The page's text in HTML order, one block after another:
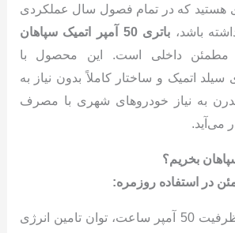
هستید که در تمام فصول سال عملکردی
باشد، باتری 50 آمپر اتمیک سپاهان
مطمئن داخلی است. این محصول با
سیلد اتمیک و ساختار کاملاً بدون نیاز به
به نیاز خودروهای شهری با مصرف
می‌آید.
در استفاده روزمره:
این مدل با ظرفیت 50 آمپر ساعت، توان تامین انرژی